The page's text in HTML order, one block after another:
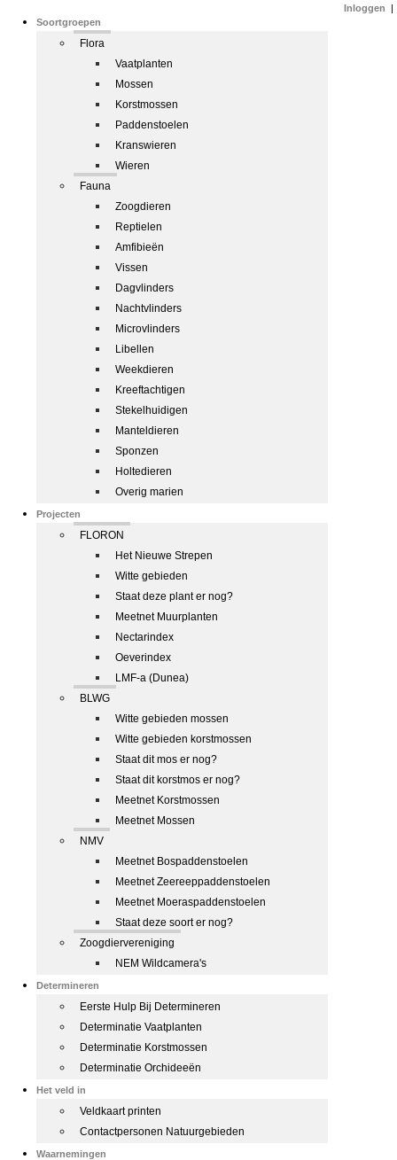
Soortgroepen
Flora
Vaatplanten
Mossen
Korstmossen
Paddenstoelen
Kranswieren
Wieren
Fauna
Zoogdieren
Reptielen
Amfibieën
Vissen
Dagvlinders
Nachtvlinders
Microvlinders
Libellen
Weekdieren
Kreeftachtigen
Stekelhuidigen
Manteldieren
Sponzen
Holtedieren
Overig marien
Projecten
FLORON
Het Nieuwe Strepen
Witte gebieden
Staat deze plant er nog?
Meetnet Muurplanten
Nectarindex
Oeverindex
LMF-a (Dunea)
BLWG
Witte gebieden mossen
Witte gebieden korstmossen
Staat dit mos er nog?
Staat dit korstmos er nog?
Meetnet Korstmossen
Meetnet Mossen
NMV
Meetnet Bospaddenstoelen
Meetnet Zeereeppaddenstoelen
Meetnet Moeraspaddenstoelen
Staat deze soort er nog?
Zoogdiervereniging
NEM Wildcamera's
Determineren
Eerste Hulp Bij Determineren
Determinatie Vaatplanten
Determinatie Korstmossen
Determinatie Orchideeën
Het veld in
Veldkaart printen
Contactpersonen Natuurgebieden
Waarnemingen
Inloggen |